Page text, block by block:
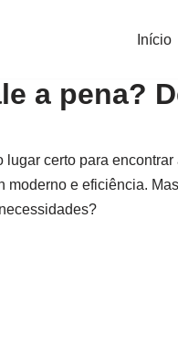
Início
a pena?
lugar certo para
e eficiência.